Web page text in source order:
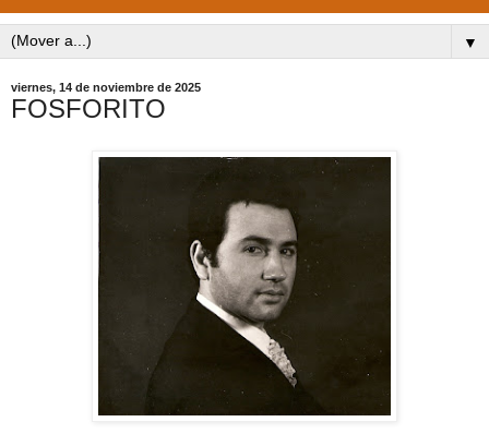
▼
viernes, 14 de noviembre de 2025
FOSFORITO